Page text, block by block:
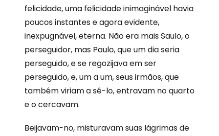
felicidade, uma felicidade inimaginável havia
poucos instantes e agora evidente,
inexpugnável, eterna. Não era mais Saulo, o
perseguidor, mas Paulo, que um dia seria
perseguido, e se regozijava em ser
perseguido, e, um a um, seus irmãos, que
também viriam a sê-lo, entravam no quarto
e o cercavam.
Beijavam-no, misturavam suas lágrimas de